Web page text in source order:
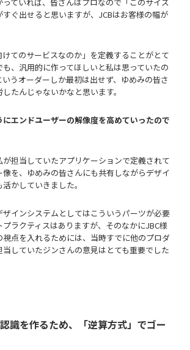
ていれば、皆さんはプロなので「このサイズ
ぐ出せると思いますが、JCBはお客様の幅が
てのサービスなのか」を定義することがとて
、汎用的に作ってほしいと私は思っていたの
うオーダーしか最初は出せず、ゆめみの皆さ
たんじゃないかなと思います。
にエンドユーザーの解像度を高めていったので
が担当していたアプリケーションで定義されて
像を、ゆめみの皆さんにも共有しながらデザイ
かしていきました。
ザインシステムとしてはこういうパーツが必要
ラクティスはありますが、そのなかにJBC様
点を入れるためには、当時すでに他のプロダ
していたジンさんの意見はとても重要でした
識を作るため、「逆算方式」でゴー